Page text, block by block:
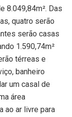
8.049,84m². Das
quatro serão
serão casas
1.590,74m²
térreas e
banheiro
um casal de
área
ao ar livre para